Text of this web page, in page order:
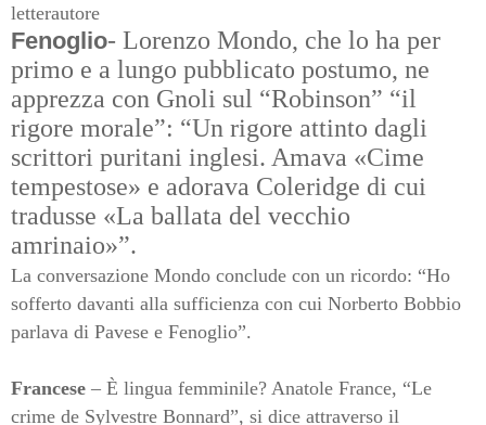
letterautore
Fenoglio- Lorenzo Mondo, che lo ha per
primo e a lungo pubblicato postumo, ne
apprezza con Gnoli sul “Robinson” “il
rigore morale”: “Un rigore attinto dagli
scrittori puritani inglesi. Amava «Cime
tempestose» e adorava Coleridge di cui
tradusse «La ballata del vecchio
amrinaio»”.
La conversazione Mondo conclude con un ricordo: “Ho
sofferto davanti alla sufficienza con cui Norberto Bobbio
parlava di Pavese e Fenoglio”.
Francese – È lingua femminile? Anatole France, “Le
crime de Sylvestre Bonnard”, si dice attraverso il